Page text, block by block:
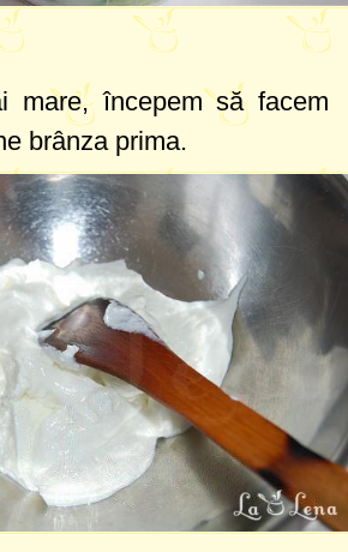
mare, începem să facem
brânza prima.